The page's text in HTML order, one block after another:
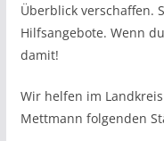
Überblick verschaffen.
Hilfsangebote. Wenn
damit!
Wir helfen im
Mettmann folgenden